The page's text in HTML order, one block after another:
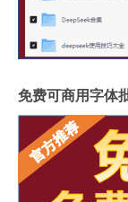
免费可商用字体